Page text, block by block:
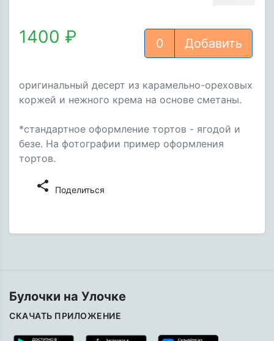
1400 ₽ Добавить
оригинальный десерт из карамельно-ореховых
коржей и нежного крема на основе сметаны.
*стандартное оформление тортов - ягодой и
безе. На фотографии пример оформления
тортов.
share Поделиться
Булочки на Улочке
СКАЧАТЬ ПРИЛОЖЕНИЕ